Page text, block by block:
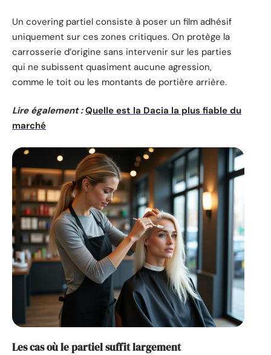
Un covering partiel consiste à poser un film adhésif
uniquement sur ces zones critiques. On protège la
carrosserie d’origine sans intervenir sur les parties
qui ne subissent quasiment aucune agression,
comme le toit ou les montants de portière arrière.
Lire également : Quelle est la Dacia la plus fiable du
marché
Les cas où le partiel suffit largement